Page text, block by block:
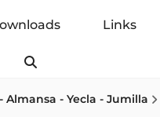
Links
Almansa - Yecla - Jumilla